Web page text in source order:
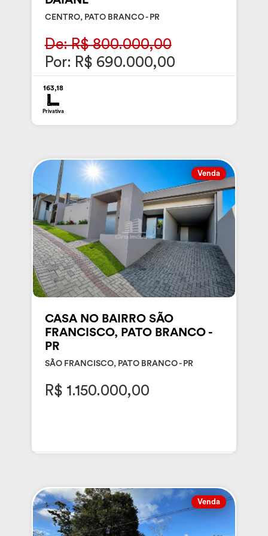
CENTRO, PATO BRANCO - PR
De: R$ 800.000,00
Por: R$ 690.000,00
163,18
Privativa
Venda
CASA NO BAIRRO SÃO
FRANCISCO, PATO BRANCO -
PR
SÃO FRANCISCO, PATO BRANCO - PR
R$ 1.150.000,00
Venda